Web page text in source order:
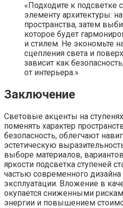
«Подходите к подсветке
элементу архитектуры:
пространства, затем
которое будет
и стилем. Не экономьте
сцепления света и
зависит как
от интерьера.»
Заключение
Световые акценты на
поменять характер
безопасность, облегчают
эстетическую
выборе материалов,
яркости подсветка ступеней
частью современного
эксплуатации. Вложение в
окупается сниженными
энергии и повышением